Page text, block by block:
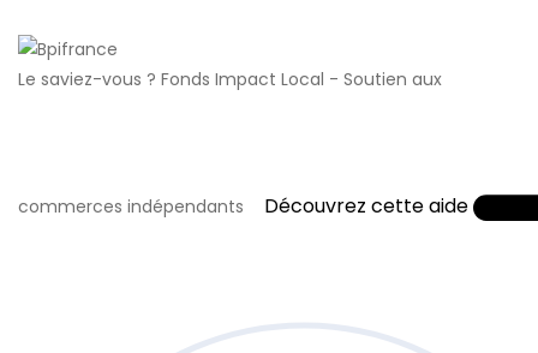
Le saviez-vous ? Fonds Impact Local - Soutien aux
commerces indépendants Découvrez cette aide